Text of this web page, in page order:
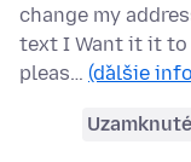
change my
text I Want it it to
pleas… (ďalšie
Uzamknuté